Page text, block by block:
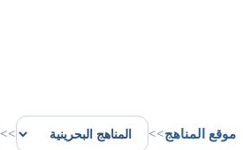
موقع المناهج>>
>>